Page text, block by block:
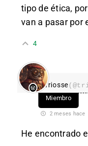
tipo de ética,
van a pasar por
4
Triosse
Miembro
2 meses hace
He encontrado